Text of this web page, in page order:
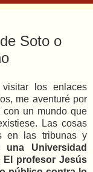
Soto o
los enlaces
me aventuré por
con un mundo que
Las cosas
en las tribunas y
una Universidad
El profesor Jesús